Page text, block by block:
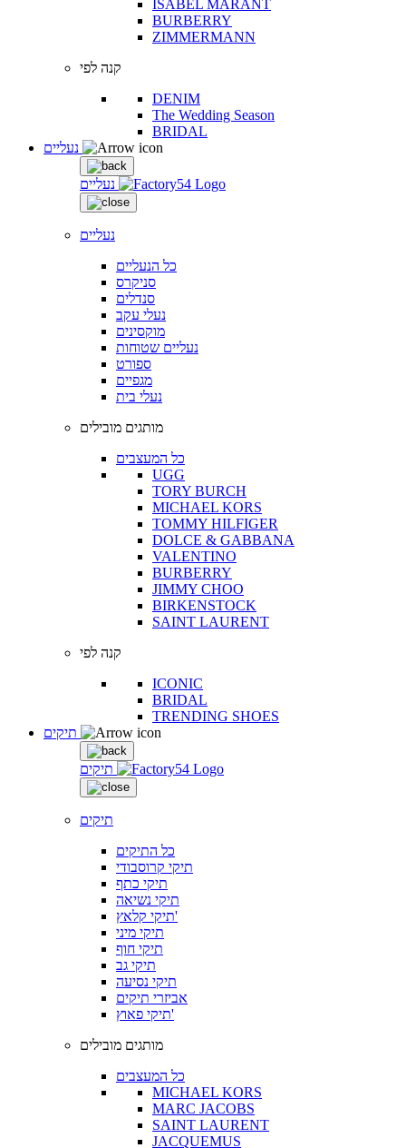
ISABEL MARANT
BURBERRY
ZIMMERMANN
קנה לפי
DENIM
The Wedding Season
BRIDAL
נעליים
נעליים
כל הנעליים
סניקרס
סנדלים
נעלי עקב
מוקסינים
נעליים שטוחות
ספורט
מגפיים
נעלי בית
מותגים מובילים
כל המעצבים
UGG
TORY BURCH
MICHAEL KORS
TOMMY HILFIGER
DOLCE & GABBANA
VALENTINO
BURBERRY
JIMMY CHOO
BIRKENSTOCK
SAINT LAURENT
קנה לפי
ICONIC
BRIDAL
TRENDING SHOES
תיקים
תיקים
כל התיקים
תיקי קרוסבודי
תיקי כתף
תיקי נשיאה
תיקי קלאץ'
תיקי מיני
תיקי חוף
תיקי גב
תיקי נסיעה
אביזרי תיקים
תיקי פאוץ'
מותגים מובילים
כל המעצבים
MICHAEL KORS
MARC JACOBS
SAINT LAURENT
JACQUEMUS